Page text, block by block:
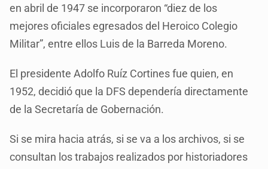
en abril de 1947 se incorporaron “diez de los
mejores oficiales egresados del Heroico Colegio
Militar”, entre ellos Luis de la Barreda Moreno.
El presidente Adolfo Ruíz Cortines fue quien, en
1952, decidió que la DFS dependería directamente
de la Secretaría de Gobernación.
Si se mira hacia atrás, si se va a los archivos, si se
consultan los trabajos realizados por historiadores